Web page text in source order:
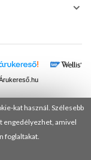
kat használ. Szélesebb
engedélyezhet, amivel
foglaltakat.
Hungary Kft.